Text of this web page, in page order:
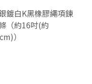
鍍白K黑橡膠繩項鍊
（約16吋(約
）